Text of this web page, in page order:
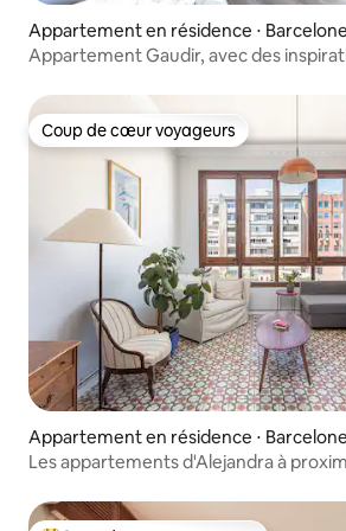
Appartement en résidence ⋅ Barcelone
Appartement Gaudir, avec des
Coup de cœur voyageurs
Coup de cœur voyageurs
Appartement en résidence ⋅ Barcelone
Les appartements d'Alejandra à